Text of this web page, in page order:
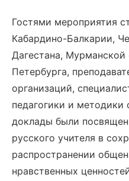
Гостями мероприятия
Кабардино-Балкарии,
Дагестана, Мурманской
Петербурга,
организаций,
педагогики и методики
доклады были
русского учителя в
распространении
нравственных